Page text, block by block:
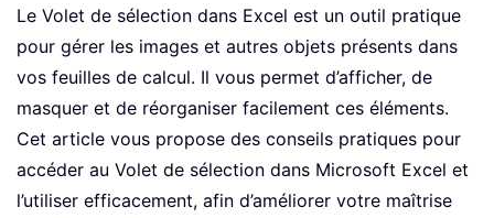
Le Volet de sélection dans Excel est un outil pratique
pour gérer les images et autres objets présents dans
vos feuilles de calcul. Il vous permet d’afficher, de
masquer et de réorganiser facilement ces éléments.
Cet article vous propose des conseils pratiques pour
accéder au Volet de sélection dans Microsoft Excel et
l’utiliser efficacement, afin d’améliorer votre maîtrise